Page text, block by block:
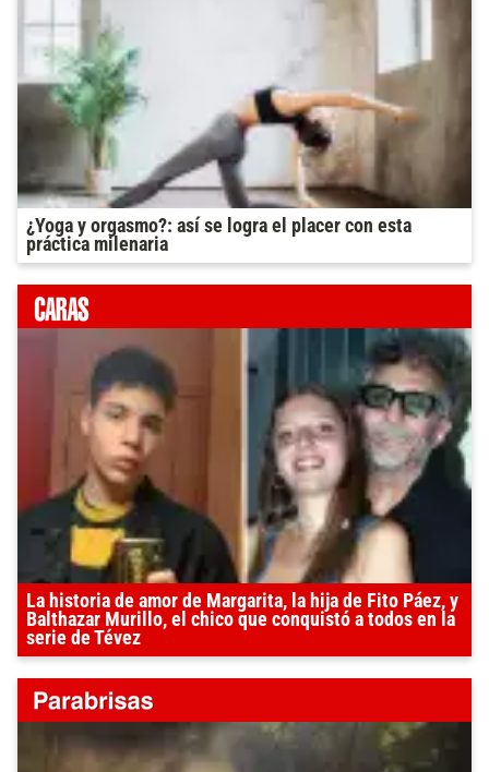
¿Yoga y orgasmo?: así se logra el placer con esta
práctica milenaria
La historia de amor de Margarita, la hija de Fito Páez, y
Balthazar Murillo, el chico que conquistó a todos en la
serie de Tévez